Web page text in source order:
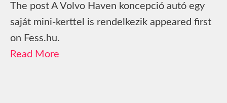
The post A Volvo Haven koncepció autó egy
saját mini-kerttel is rendelkezik appeared first
on Fess.hu.
Read More